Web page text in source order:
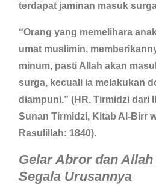
terdapat jaminan masuk
“Orang yang memelihara
umat muslimin,
minum, pasti Allah akan
surga, kecuali ia melakukan
diampuni.” (HR. Tirmidzi dari
Sunan Tirmidzi, Kitab Al-Birr
Rasulillah: 1840).
Gelar Abror dan
Segala Urusannya